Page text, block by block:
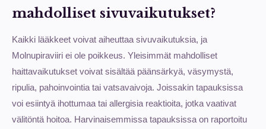
mahdolliset sivuvaikutukset?
Kaikki lääkkeet voivat aiheuttaa sivuvaikutuksia, ja
Molnupiraviiri ei ole poikkeus. Yleisimmät mahdolliset
haittavaikutukset voivat sisältää päänsärkyä, väsymystä,
ripulia, pahoinvointia tai vatsavaivoja. Joissakin tapauksissa
voi esiintyä ihottumaa tai allergisia reaktioita, jotka vaativat
välitöntä hoitoa. Harvinaisemmissa tapauksissa on raportoitu